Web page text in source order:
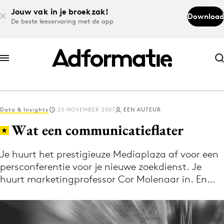
Jouw vak in je broekzak!
De beste leeservaring met de app
Download
Abonneer nu
Abonneer nu
Log in
Download de app
Volg het laatste nieuws via de Adformatie
Nieuws app
Data & Insights 20 NOVEMBER 2007 EEN AUTEUR
Wat een communicatieflater
Je huurt het prestigieuze Mediaplaza af voor een
persconferentie voor je nieuwe zoekdienst. Je
huurt marketingprofessor Cor Molenaar in. En…